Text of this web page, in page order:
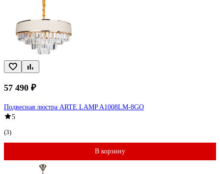
57 490 ₽
Подвесная люстра ARTE LAMP A1008LM-8GO
5
(3)
В корзину